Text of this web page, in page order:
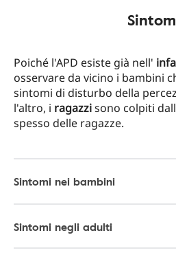
Poiché l'APD esiste già nell'
osservare da vicino i bambini
sintomi di disturbo della
l'altro, i ragazzisono colpiti
spesso delle ragazze.
Sintomi nei bambini
Sintomi negli adulti